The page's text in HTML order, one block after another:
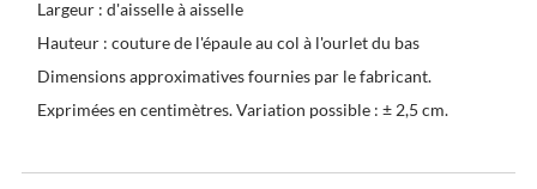
Largeur : d'aisselle à aisselle
Hauteur : couture de l'épaule au col à l'ourlet du bas
Dimensions approximatives fournies par le fabricant.
Exprimées en centimètres. Variation possible : ± 2,5 cm.